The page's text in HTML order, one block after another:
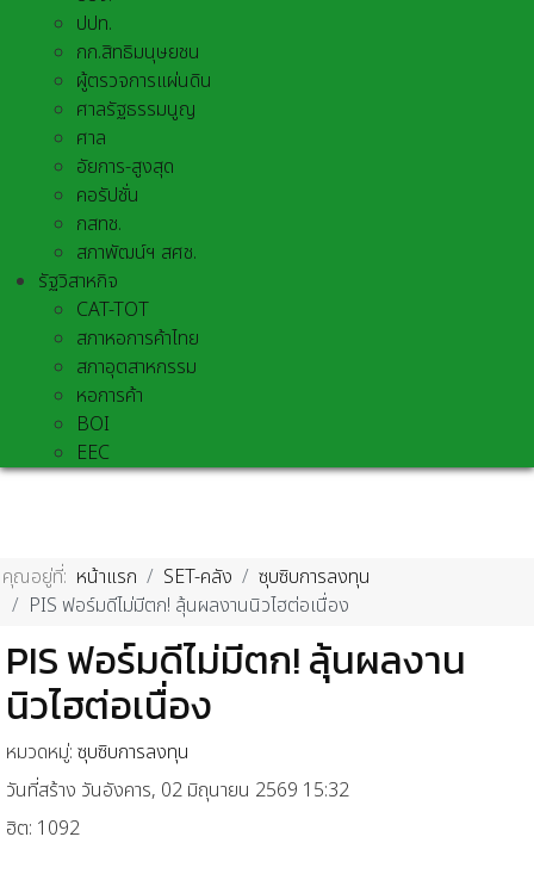
ปปท.
กก.สิทธิมนุษยชน
ผู้ตรวจการแผ่นดิน
ศาลรัฐธรรมนูญ
ศาล
อัยการ-สูงสุด
คอรัปชั่น
กสทช.
สภาพัฒน์ฯ สศช.
รัฐวิสาหกิจ
CAT-TOT
สภาหอการค้าไทย
สภาอุตสาหกรรม
หอการค้า
BOI
EEC
คุณอยู่ที่: หน้าแรก SET-คลัง
ซุบซิบการลงทุน
PIS ฟอร์มดีไม่มีตก! ลุ้นผลงานนิวไฮต่อเนื่อง
PIS ฟอร์มดีไม่มีตก! ลุ้นผลงาน
นิวไฮต่อเนื่อง
หมวดหมู่: ซุบซิบการลงทุน
วันที่สร้าง วันอังคาร, 02 มิถุนายน 2569 15:32
ฮิต: 1092